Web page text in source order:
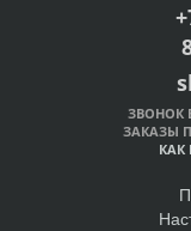
ЗВОНОК
ЗАКАЗЫ
КАК